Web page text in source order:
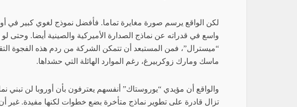
لكن الواقع يرسم صورة مغايرة تماما. فأفضل نموذج لغوي كبير في
واسع في قدراته عن نماذج الصدارة الأميركية والصينية أيضا. وحتى
“ميسترال”، فمن المستبعد أن تتمكن الشركة من ردم هذه الفجوة
ماسك ومارك زوكربيرغ، رغم الموارد الهائلة التي حشداها.
والواقع أن مؤيدي “يوروستاك” أنفسهم يعترفون بأن أوروبا لن تبني
تزال قادرة على تطوير نماذج متأخرة بضع خطوات لكنها مفيدة. غير